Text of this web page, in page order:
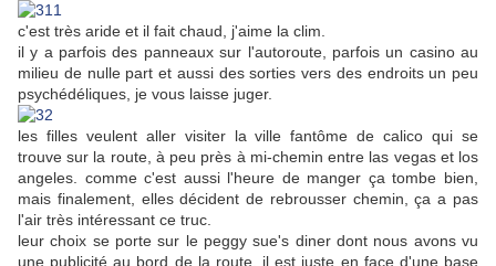
c'est très aride et il fait chaud, j'aime la clim.
il y a parfois des panneaux sur l'autoroute, parfois un casino au
milieu de nulle part et aussi des sorties vers des endroits un peu
psychédéliques, je vous laisse juger.
les filles veulent aller visiter la ville fantôme de calico qui se
trouve sur la route, à peu près à mi-chemin entre las vegas et los
angeles. comme c'est aussi l'heure de manger ça tombe bien,
mais finalement, elles décident de rebrousser chemin, ça a pas
l'air très intéressant ce truc.
leur choix se porte sur le peggy sue's diner dont nous avons vu
une publicité au bord de la route. il est juste en face d'une base